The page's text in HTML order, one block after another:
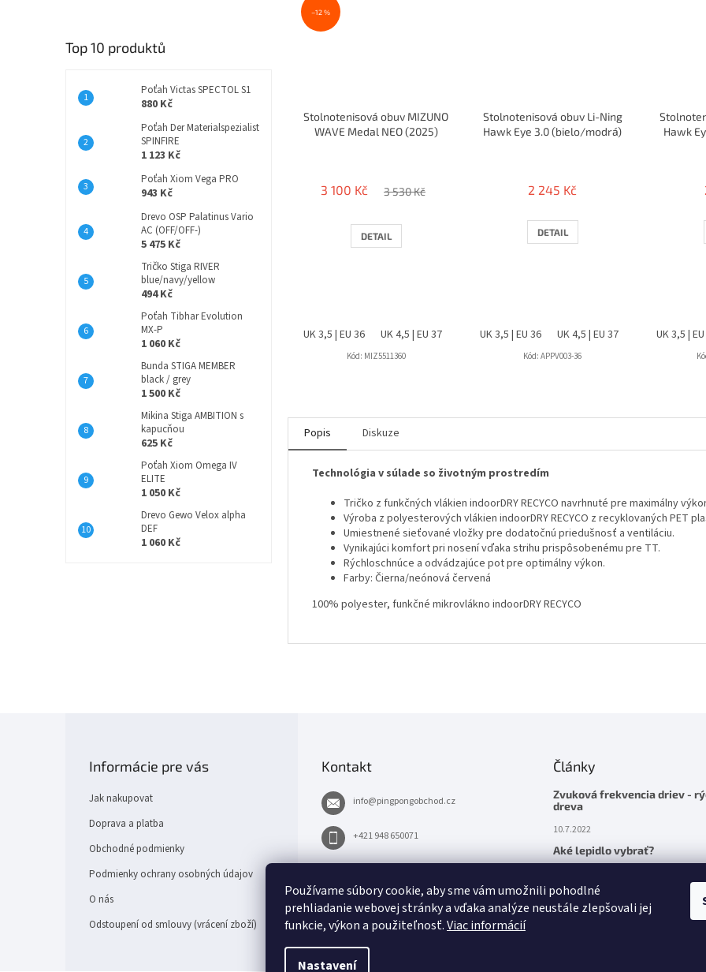
Používame súbory cookie, aby sme vám umožnili pohodlné
prehliadanie webovej stránky a vďaka analýze neustále zlepšovali jej
funkcie, výkon a použiteľnosť.Viac informácií
Nastavení
Top 10 produktů
Poťah Victas SPECTOL S1
880 Kč
Poťah Der Materialspezialist
SPINFIRE
1 123 Kč
Poťah Xiom Vega PRO
943 Kč
Drevo OSP Palatinus Vario
AC (OFF/OFF-)
5 475 Kč
Tričko Stiga RIVER
blue/navy/yellow
494 Kč
Poťah Tibhar Evolution
MX-P
1 060 Kč
Bunda STIGA MEMBER
black / grey
1 500 Kč
Mikina Stiga AMBITION s
kapucňou
625 Kč
Poťah Xiom Omega IV
ELITE
1 050 Kč
Drevo Gewo Velox alpha
DEF
1 060 Kč
–12 %
Stolnotenisová obuv MIZUNO
WAVE Medal NEO (2025)
3 100 Kč 3 530 Kč
DETAIL
UK 3,5 | EU 36 UK 4,5 | EU 37 UK 5 | EU 38 UK 5,5 | EU 38,5 UK 6 | EU 39 UK
Kód: MIZ5511360
Stolnotenisová obuv Li-Ning
Hawk Eye 3.0 (bielo/modrá)
2 245 Kč
DETAIL
UK 3,5 | EU 36 UK 4,5 | EU 37 UK 5 | EU 38
Kód: APPV003-36
Hawk
UK 3,5 |
Popis Diskuze
Technológia v súlade so životným prostredím
Tričko z funkčných vlákien indoorDRY RECYCO navrhnuté pre maximálny
Výroba z polyesterových vlákien indoorDRY RECYCO z recyklovaných PET
Umiestnené sieťované vložky pre dodatočnú priedušnosť a ventiláciu.
Vynikajúci komfort pri nosení vďaka strihu prispôsobenému pre TT.
Rýchloschnúce a odvádzajúce pot pre optimálny výkon.
Farby: Čierna/neónová červená
100% polyester, funkčné mikrovlákno indoorDRY RECYCO
Informácie pre vás
Jak nakupovat
Doprava a platba
Obchodné podmienky
Podmienky ochrany osobných údajov
O nás
Odstoupení od smlouvy (vrácení zboží)
Kontakt
info@pingpongobchod.cz
+421 948 650071
Články
Zvuková frekvencia driev -
dreva
10.7.2022
Aké lepidlo vybrať?